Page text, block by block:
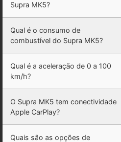
Supra MK5?
Qual é o consumo de
combustível do Supra MK5?
Qual é a aceleração de 0 a 100
km/h?
O Supra MK5 tem conectividade
Apple CarPlay?
Quais são as opções de